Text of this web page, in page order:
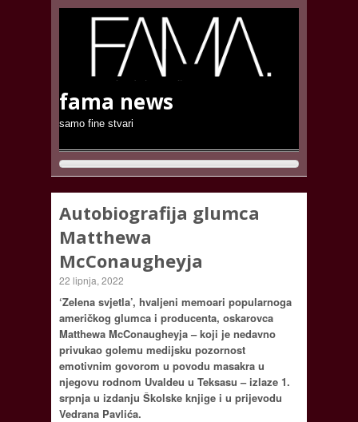
fama news
samo fine stvari
Autobiografija glumca
Matthewa
McConaugheyja
22 lipnja, 2022
‘Zelena svjetla’, hvaljeni memoari popularnoga
američkog glumca i producenta, oskarovca
Matthewa McConaugheyja – koji je nedavno
privukao golemu medijsku pozornost
emotivnim govorom u povodu masakra u
njegovu rodnom Uvaldeu u Teksasu – izlaze 1.
srpnja u izdanju Školske knjige i u prijevodu
Vedrana Pavlića.